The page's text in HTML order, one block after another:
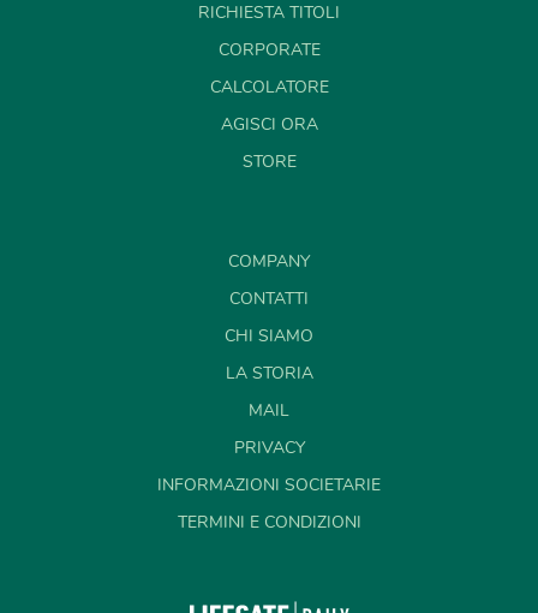
RICHIESTA TITOLI
CORPORATE
CALCOLATORE
AGISCI ORA
STORE
COMPANY
CONTATTI
CHI SIAMO
LA STORIA
MAIL
PRIVACY
INFORMAZIONI SOCIETARIE
TERMINI E CONDIZIONI